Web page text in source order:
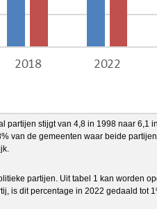
stijgt van 4,8 in 1998 naar
van de gemeenten waar beide
partijen. Uit tabel 1 kan worden
dit percentage in 2022 gedaald